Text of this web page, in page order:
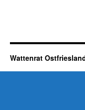
Wattenrat